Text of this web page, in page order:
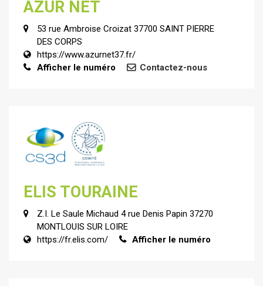
AZUR NET
53 rue Ambroise Croizat 37700 SAINT PIERRE
DES CORPS
https://www.azurnet37.fr/
Afficher le numéro
Contactez-nous
ELIS TOURAINE
Z.I. Le Saule Michaud 4 rue Denis Papin 37270
MONTLOUIS SUR LOIRE
https://fr.elis.com/
Afficher le numéro